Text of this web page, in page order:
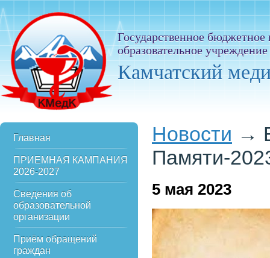
Государственное
образовательное
Камчатский
Главная
ПРИЕМНАЯ КАМПАНИЯ
2026-2027
Сведения об
образовательной
организации
Приём обращений
граждан
Новости →
Памяти-
5 мая 2023